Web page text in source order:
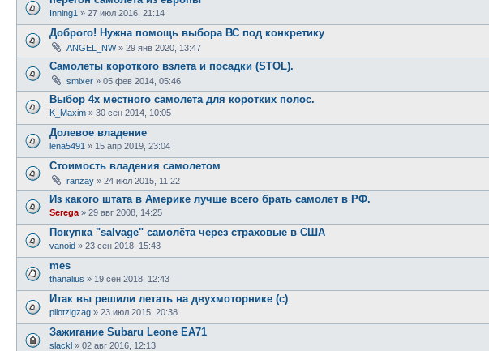
Inning1 » 27 июл 2016, 21:14
Доброго! Нужна помощь выбора ВС под конкретику
ANGEL_NW» 29 янв 2020, 13:47
Самолеты короткого взлета и посадки (STOL).
smixer » 05 фев 2014, 05:46
Выбор 4х местного самолета для коротких полос.
K_Maxim » 30 сен 2014, 10:05
Долевое владение
lena5491 » 15 апр 2019, 23:04
Стоимость владения самолетом
ranzay » 24 июл 2015, 11:22
Из какого штата в Америке лучше всего брать самолет в РФ.
Serega » 29 авг 2008, 14:25
Покупка "salvage" самолёта через страховые в США
vanoid » 23 сен 2018, 15:43
mes
thanalius » 19 сен 2018, 12:43
Итак вы решили летать на двухмоторнике (с)
pilotzigzag » 23 июл 2015, 20:38
Зажигание Subaru Leone EA71
slackl » 02 авг 2016, 12:13